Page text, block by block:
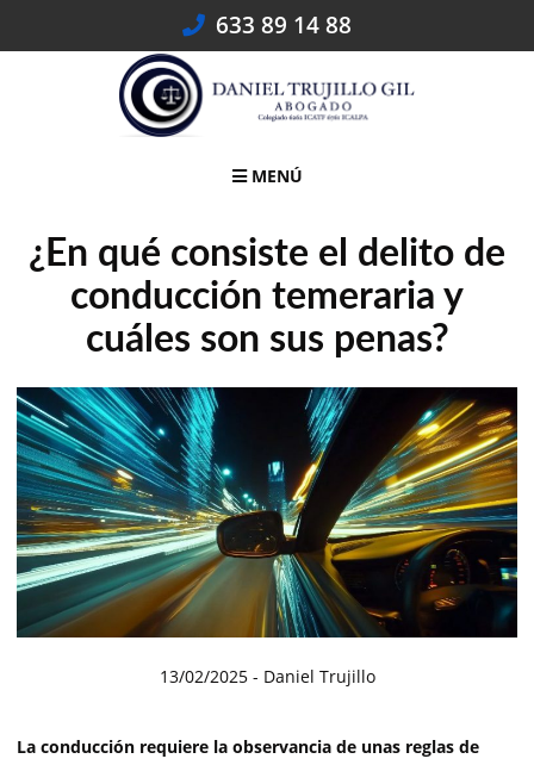
633 89 14 88
MENÚ
¿En qué consiste el delito de
conducción temeraria y
cuáles son sus penas?
13/02/2025- Daniel Trujillo
La conducción requiere la observancia de unas reglas de